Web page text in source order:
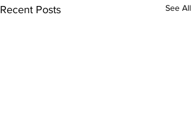
Recent Posts See All